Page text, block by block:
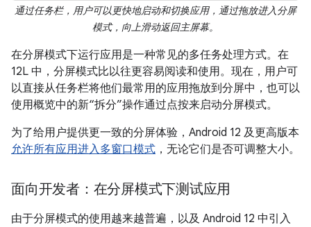
通过任务栏，用户可以更快地启动和切换应用，通过拖放进入分屏
模式，向上滑动返回主屏幕。
在分屏模式下运行应用是一种常见的多任务处理方式。在
12L 中，分屏模式比以往更容易阅读和使用。现在，用户可
以直接从任务栏将他们最常用的应用拖放到分屏中，也可以
使用概览中的新“拆分”操作通过点按来启动分屏模式。
为了给用户提供更一致的分屏体验，Android 12 及更高版本
允许所有应用进入多窗口模式 ，无论它们是否可调整大小。
面向开发者：在分屏模式下测试应用
由于分屏模式的使用越来越普遍，以及 Android 12 中引入